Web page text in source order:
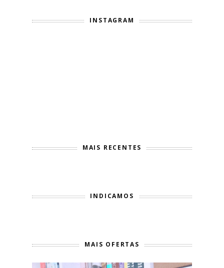
INSTAGRAM
MAIS RECENTES
INDICAMOS
MAIS OFERTAS